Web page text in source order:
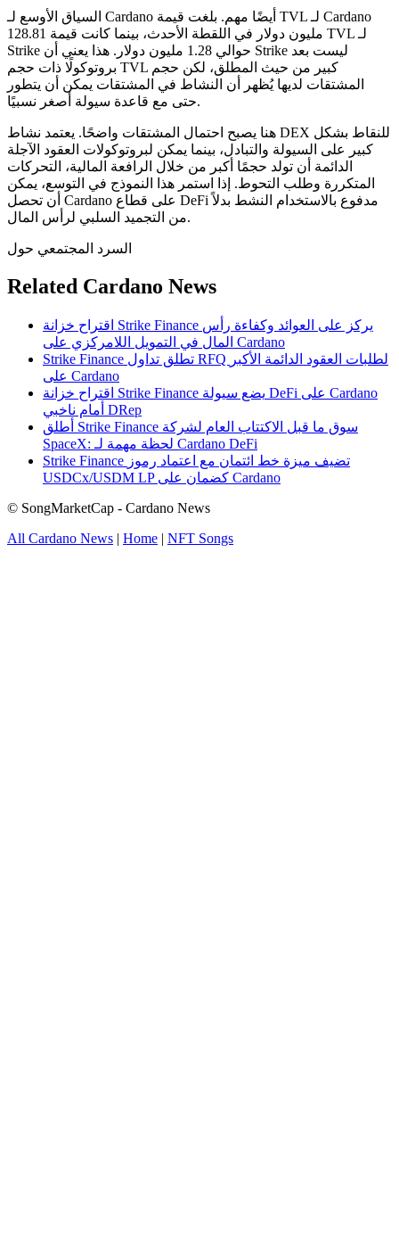
السياق الأوسع لـ Cardano أيضًا مهم. بلغت قيمة TVL لـ Cardano
128.81 مليون دولار في اللقطة الأحدث، بينما كانت قيمة TVL لـ
Strike حوالي 1.28 مليون دولار. هذا يعني أن Strike ليست بعد
بروتوكولًا ذات حجم TVL كبير من حيث المطلق، لكن حجم
المشتقات لديها يُظهر أن النشاط في المشتقات يمكن أن يتطور
حتى مع قاعدة سيولة أصغر نسبيًا.
هنا يصبح احتمال المشتقات واضحًا. يعتمد نشاط DEX للنقاط بشكل
كبير على السيولة والتبادل، بينما يمكن لبروتوكولات العقود الآجلة
الدائمة أن تولد حجمًا أكبر من خلال الرافعة المالية، التحركات
المتكررة وطلب التحوط. إذا استمر هذا النموذج في التوسع، يمكن
أن تحصل Cardano على قطاع DeFi مدفوع بالاستخدام النشط بدلاً
من التجميد السلبي لرأس المال.
السرد المجتمعي حول
Related Cardano News
اقتراح خزانة Strike Finance يركز على العوائد وكفاءة رأس
المال في التمويل اللامركزي على Cardano
Strike Finance تطلق تداول RFQ لطلبات العقود الدائمة الأكبر
على Cardano
اقتراح خزانة Strike Finance يضع سيولة DeFi على Cardano
أمام ناخبي DRep
أطلق Strike Finance سوق ما قبل الاكتتاب العام لشركة
SpaceX: لحظة مهمة لـ Cardano DeFi
Strike Finance تضيف ميزة خط ائتمان مع اعتماد رموز
USDCx/USDM LP كضمان على Cardano
© SongMarketCap - Cardano News
All Cardano News | Home | NFT Songs